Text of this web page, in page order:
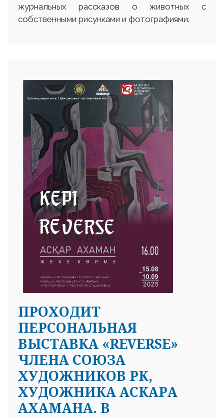
журнальных рассказов о животных с
собственными рисунками и фотографиями.
ПРОХОДИТ
ПЕРСОНАЛЬНАЯ
ВЫСТАВКА «REVERSE»
ЧЛЕНА СОЮЗА
ХУДОЖНИКОВ РК,
ХУДОЖНИКА АСКАРА
АХАМАНА. В